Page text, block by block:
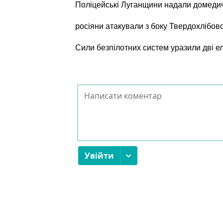
Поліцейські Луганщини надали
росіяни атакували з боку
Сили безпілотних систем уразили дві